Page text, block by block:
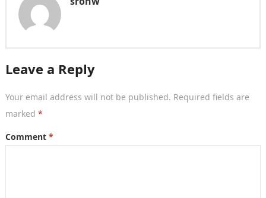
Leave a Reply
Your email address will not be published. Required fields are
marked *
Comment *